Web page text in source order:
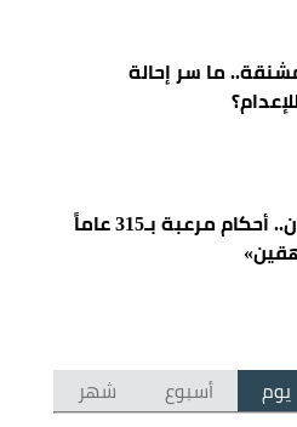
ما سر إحالة
سجن طفل لمدة قرن.. أحكام مرعبة بـ315 عاماً
يوم أسبوع شهر